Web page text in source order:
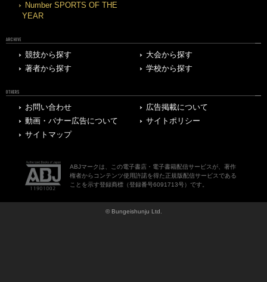
Number SPORTS OF THE
YEAR
ARCHIVE
競技から探す
大会から探す
著者から探す
学校から探す
OTHERS
お問い合わせ
広告掲載について
動画・バナー広告について
サイトポリシー
サイトマップ
ABJマークは、この電子書店・電子書籍配信サービスが、著作
権者からコンテンツ使用許諾を得た正規版配信サービスである
ことを示す登録商標（登録番号6091713号）です。
© Bungeishunju Ltd.